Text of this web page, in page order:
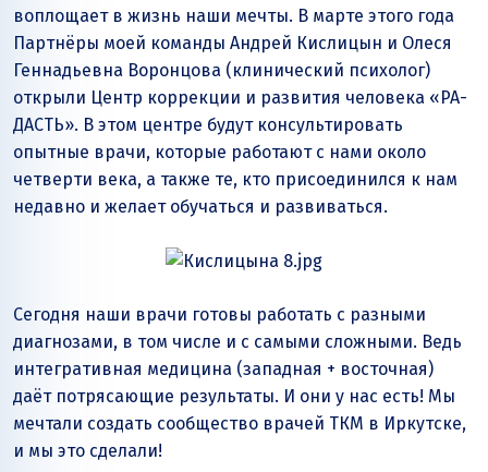
воплощает в жизнь наши мечты. В марте этого года
Партнёры моей команды Андрей Кислицын и Олеся
Геннадьевна Воронцова (клинический психолог)
открыли Центр коррекции и развития человека «РА-
ДАСТЬ». В этом центре будут консультировать
опытные врачи, которые работают с нами около
четверти века, а также те, кто присоединился к нам
недавно и желает обучаться и развиваться.
Сегодня наши врачи готовы работать с разными
диагнозами, в том числе и с самыми сложными. Ведь
интегративная медицина (западная + восточная)
даёт потрясающие результаты. И они у нас есть! Мы
мечтали создать сообщество врачей ТКМ в Иркутске,
и мы это сделали!